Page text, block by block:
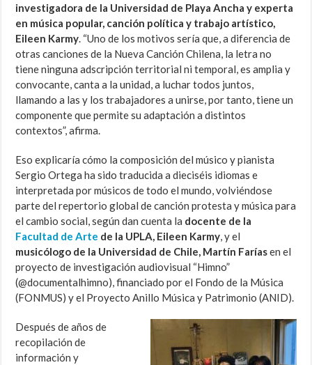
investigadora de la Universidad de Playa Ancha y experta
en música popular, canción política y trabajo artístico,
Eileen Karmy . “Uno de los motivos sería que, a diferencia de
otras canciones de la Nueva Canción Chilena, la letra no
tiene ninguna adscripción territorial ni temporal, es amplia y
convocante, canta a la unidad, a luchar todos juntos,
llamando a las y los trabajadores a unirse, por tanto, tiene un
componente que permite su adaptación a distintos
contextos”, afirma.
Eso explicaría cómo la composición del músico y pianista
Sergio Ortega ha sido traducida a dieciséis idiomas e
interpretada por músicos de todo el mundo, volviéndose
parte del repertorio global de canción protesta y música para
el cambio social, según dan cuenta la docente de la
Facultad de Arte de la UPLA Eileen Karmy , y el
musicólogo de la Universidad de Chile, Martín Faríasen el
proyecto de investigación audiovisual “Himno”
(@documentalhimno), financiado por el Fondo de la Música
(FONMUS) y el Proyecto Anillo Música y Patrimonio (ANID).
Después de años de
recopilación de
información y